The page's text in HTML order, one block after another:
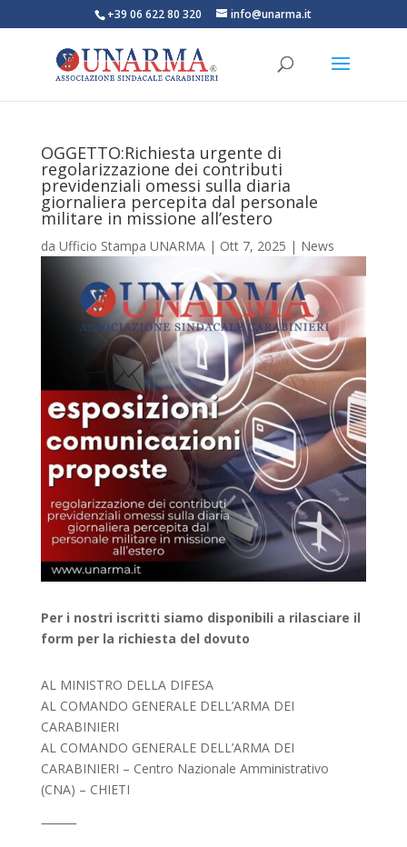
+39 06 622 80 320 info@unarma.it
OGGETTO:Richiesta urgente di
regolarizzazione dei contributi
previdenziali omessi sulla diaria
giornaliera percepita dal personale
militare in missione all’estero
da Ufficio Stampa UNARMA| Ott 7, 2025 | News
Per i nostri iscritti siamo disponibili a rilasciare il
form per la richiesta del dovuto
AL MINISTRO DELLA DIFESA
AL COMANDO GENERALE DELL’ARMA DEI
CARABINIERI
AL COMANDO GENERALE DELL’ARMA DEI
CARABINIERI – Centro Nazionale Amministrativo
(CNA) – CHIETI
⸻